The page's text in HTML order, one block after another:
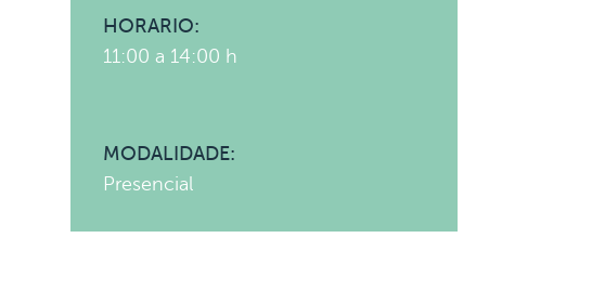
HORARIO:
11:00 a 14:00 h
MODALIDADE:
Presencial